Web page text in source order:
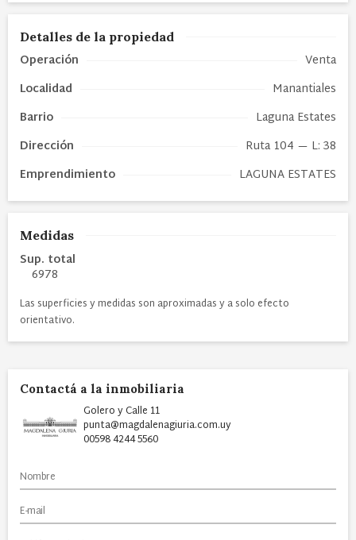
Detalles de la propiedad
Operación
Venta
Localidad
Manantiales
Barrio
Laguna Estates
Dirección
Ruta 104 — L: 38
Emprendimiento
LAGUNA ESTATES
Medidas
Sup. total
6978
Las superficies y medidas son aproximadas y a solo efecto
orientativo.
Contactá a la inmobiliaria
Golero y Calle 11
punta@magdalenagiuria.com.uy
00598 4244 5560